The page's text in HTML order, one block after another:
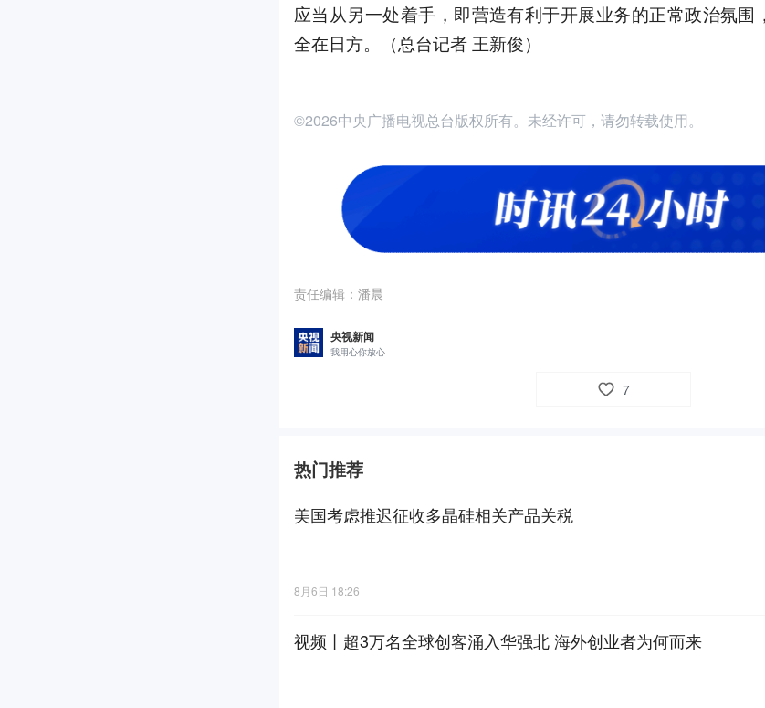
应当从另一处着手，即营造有利于开展业务的正常政治氛围
全在日方。（总台记者 王新俊）
©2026中央广播电视总台版权所有。未经许可，请勿转载使用。
责任编辑： 潘晨
央视新闻
我用心你放心
7
热门推荐
美国考虑推迟征收多晶硅相关产品关税
8月6日 18:26
视频丨超3万名全球创客涌入华强北 海外创业者为何而来